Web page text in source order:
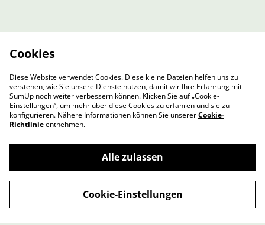
Privacy Policy
Cookie Policy
Cookie-Richtlinie
Cookies
Diese Website verwendet Cookies. Diese kleine Dateien helfen uns zu
verstehen, wie Sie unsere Dienste nutzen, damit wir Ihre Erfahrung mit
SumUp noch weiter verbessern können. Klicken Sie auf „Cookie-
Einstellungen“, um mehr über diese Cookies zu erfahren und sie zu
konfigurieren. Nähere Informationen können Sie unsererCookie-
Richtlinieentnehmen.
Alle zulassen
Cookie-Einstellungen